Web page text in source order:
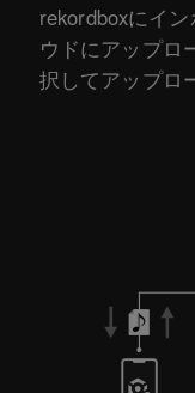
rekordboxにイ
ウドにアップロ
択してアップロ